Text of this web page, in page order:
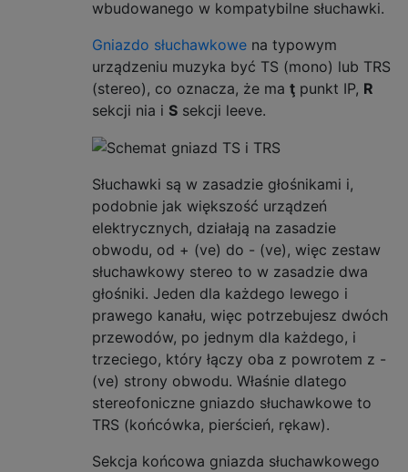
wbudowanego w kompatybilne słuchawki.
Gniazdo słuchawkowe na typowym
urządzeniu muzyka być TS (mono) lub TRS
(stereo), co oznacza, że ma ţ punkt IP, R
sekcji nia i S sekcji leeve.
Słuchawki są w zasadzie głośnikami i,
podobnie jak większość urządzeń
elektrycznych, działają na zasadzie
obwodu, od + (ve) do - (ve), więc zestaw
słuchawkowy stereo to w zasadzie dwa
głośniki. Jeden dla każdego lewego i
prawego kanału, więc potrzebujesz dwóch
przewodów, po jednym dla każdego, i
trzeciego, który łączy oba z powrotem z -
(ve) strony obwodu. Właśnie dlatego
stereofoniczne gniazdo słuchawkowe to
TRS (końcówka, pierścień, rękaw).
Sekcja końcowa gniazda słuchawkowego